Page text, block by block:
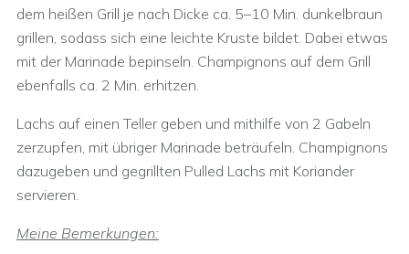
dem heißen Grill je nach Dicke ca. 5–10 Min. dunkelbraun
grillen, sodass sich eine leichte Kruste bildet. Dabei etwas
mit der Marinade bepinseln. Champignons auf dem Grill
ebenfalls ca. 2 Min. erhitzen.
Lachs auf einen Teller geben und mithilfe von 2 Gabeln
zerzupfen, mit übriger Marinade beträufeln. Champignons
dazugeben und gegrillten Pulled Lachs mit Koriander
servieren.
Meine Bemerkungen: